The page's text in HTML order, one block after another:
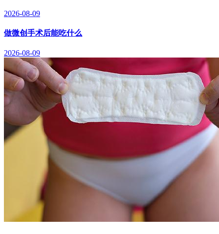
2026-08-09
做微创手术后能吃什么
2026-08-09